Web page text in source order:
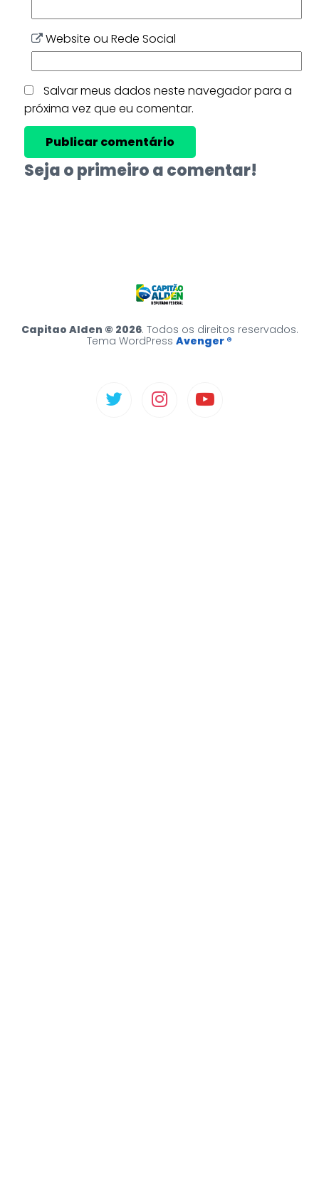
Website ou Rede Social
Salvar meus dados neste navegador para a
próxima vez que eu comentar.
Seja o primeiro a comentar!
Capitao Alden © 2026. Todos os direitos reservados.
Tema WordPress Avenger ®